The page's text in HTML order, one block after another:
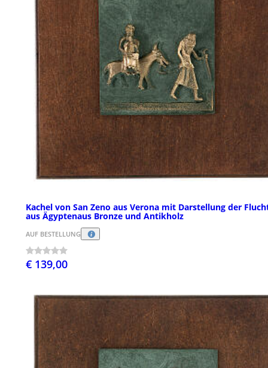
Kachel von San Zeno aus Verona mit Darstellung der
aus Ägyptenaus Bronze und Antikholz
AUF BESTELLUNG
€ 139,00